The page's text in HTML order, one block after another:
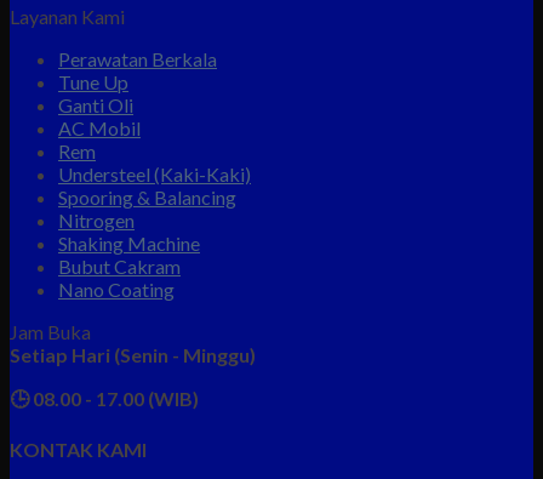
Layanan Kami
Perawatan Berkala
Tune Up
Ganti Oli
AC Mobil
Rem
Understeel (Kaki-Kaki)
Spooring & Balancing
Nitrogen
Shaking Machine
Bubut Cakram
Nano Coating
Jam Buka
Setiap Hari (Senin - Minggu)
🕒 08.00 - 17.00 (WIB)
KONTAK KAMI